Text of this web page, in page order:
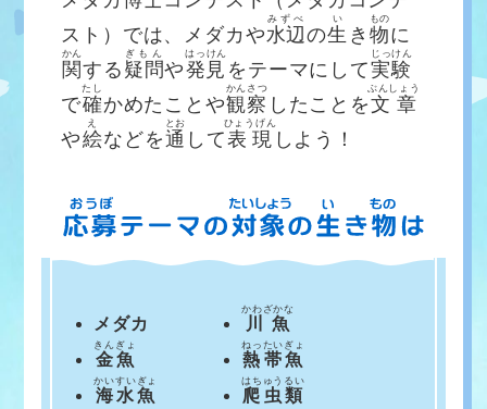
スト）では、メダカや水辺
みずべ
の生
い
き 物
もの
に
関
かん
する 疑問
ぎもん
や発見
はっけん
をテーマにして実験
じっけん
で確
たし
かめたことや観察
かんさつ
したことを文章
ぶんしょう
や絵
え
などを通
とお
して表現
ひょうげん
しよう！
メダカ 川魚
かわざかな
金魚
きんぎょ
熱帯魚
ねったいぎょ
海水魚
かいすいぎょ
爬虫類
はちゅうるい